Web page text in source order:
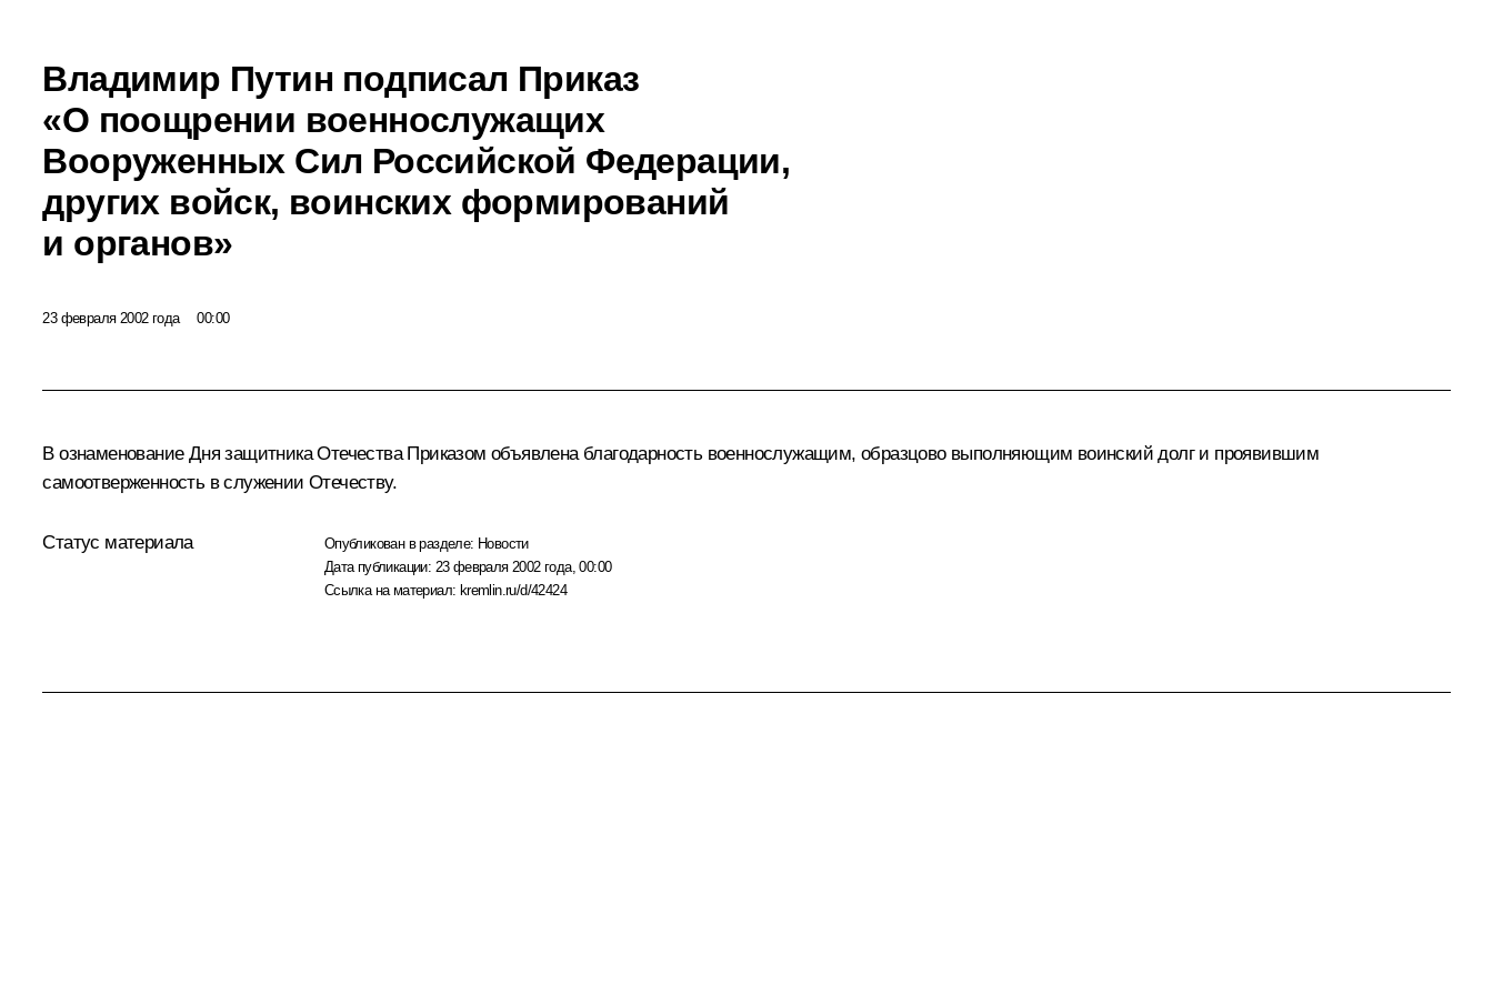
Владимир Путин подписал Приказ
«О поощрении военнослужащих
Вооруженных Сил Российской Федерации,
других войск, воинских формирований
и органов»
23 февраля 2002 года 00:00
В ознаменование Дня защитника Отечества Приказом объявлена благодарность военнослужащим, образцово выполняющим воинский долг и проявившим
самоотверженность в служении Отечеству.
Статус материала Опубликован в разделе: Новости
Дата публикации: 23 февраля 2002 года, 00:00
Ссылка на материал: kremlin.ru/d/42424